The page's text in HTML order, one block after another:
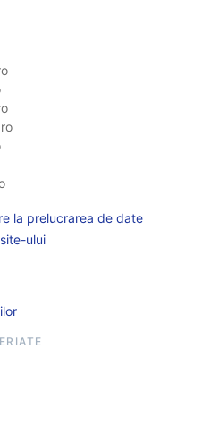
la prelucrarea de date
ului